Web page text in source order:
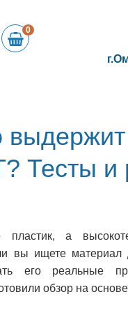
0
выдержит
Тесты и
а
вы ищете материал
его реальные
обзор на